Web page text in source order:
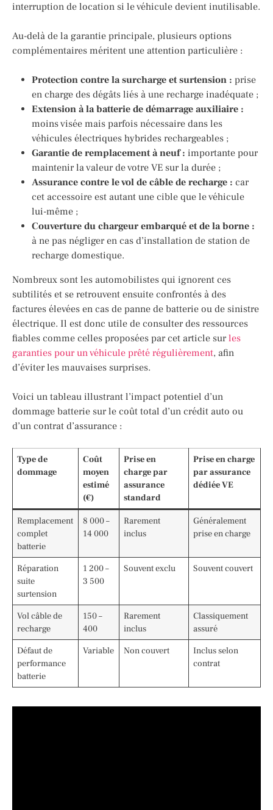
interruption de location si le véhicule devient inutilisable.
Au-delà de la garantie principale, plusieurs options
complémentaires méritent une attention particulière :
Protection contre la surcharge et surtension : prise
en charge des dégâts liés à une recharge inadéquate ;
Extension à la batterie de démarrage auxiliaire :
moins visée mais parfois nécessaire dans les
véhicules électriques hybrides rechargeables ;
Garantie de remplacement à neuf : importante pour
maintenir la valeur de votre VE sur la durée ;
Assurance contre le vol de câble de recharge : car
cet accessoire est autant une cible que le véhicule
lui-même ;
Couverture du chargeur embarqué et de la borne :
à ne pas négliger en cas d’installation de station de
recharge domestique.
Nombreux sont les automobilistes qui ignorent ces
subtilités et se retrouvent ensuite confrontés à des
factures élevées en cas de panne de batterie ou de sinistre
électrique. Il est donc utile de consulter des ressources
fiables comme celles proposées par cet article surles
garanties pour un véhicule prêté régulièrement, afin
d’éviter les mauvaises surprises.
Voici un tableau illustrant l’impact potentiel d’un
dommage batterie sur le coût total d’un crédit auto ou
d’un contrat d’assurance :
Type de
dommage
Coût
moyen
estimé
(€)
Prise en
charge par
assurance
standard
Prise en charge
par assurance
dédiée VE
Remplacement
complet
batterie
8 000 –
14 000
Rarement
inclus
Généralement
prise en charge
Réparation
suite
surtension
1 200 –
3 500
Souvent exclu Souvent couvert
Vol câble de
recharge
150 –
400
Rarement
inclus
Classiquement
assuré
Défaut de
performance
batterie
Variable Non couvert
Inclus selon
contrat